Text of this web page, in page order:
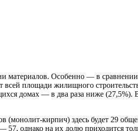
материалов. Особенно — в
всей площади жилищного
домах — в два раза ниже (27,5%).
(монолит-кирпич) здесь будет 29
57, однако на их долю приходится